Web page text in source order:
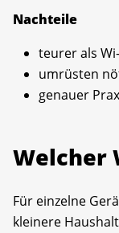
Nachteile
teurer als
umrüsten
genauer
Welcher
Für einzelne
kleinere